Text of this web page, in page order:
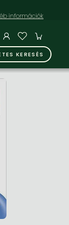
KERESÉS